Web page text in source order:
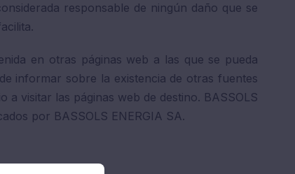
responsable de ningún daño que se
en otras páginas web a las que se pueda
informar sobre la existencia de otras fuentes
visitar las páginas web de destino. BASSOLS
por BASSOLS ENERGIA SA.